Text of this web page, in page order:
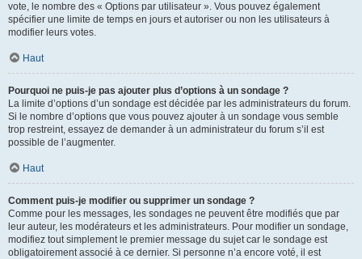
vote, le nombre des « Options par utilisateur ». Vous pouvez également
spécifier une limite de temps en jours et autoriser ou non les utilisateurs à
modifier leurs votes.
Haut
Pourquoi ne puis-je pas ajouter plus d’options à un sondage ?
La limite d’options d’un sondage est décidée par les administrateurs du forum.
Si le nombre d’options que vous pouvez ajouter à un sondage vous semble
trop restreint, essayez de demander à un administrateur du forum s’il est
possible de l’augmenter.
Haut
Comment puis-je modifier ou supprimer un sondage ?
Comme pour les messages, les sondages ne peuvent être modifiés que par
leur auteur, les modérateurs et les administrateurs. Pour modifier un sondage,
modifiez tout simplement le premier message du sujet car le sondage est
obligatoirement associé à ce dernier. Si personne n’a encore voté, il est